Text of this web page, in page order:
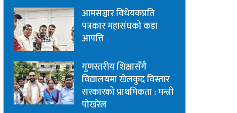
आमसञ्चार विधेयकप्रति
पत्रकार महासंघको कडा
आपत्ति
गुणस्तरीय शिक्षासँगै
विद्यालयमा खेलकुद विस्तार
सरकारको प्राथमिकता : मन्त्री
पोखरेल